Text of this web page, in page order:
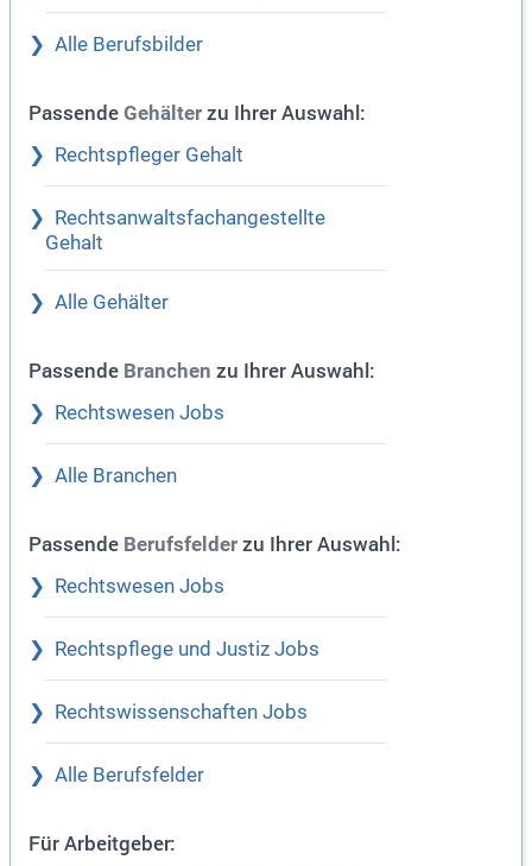
Alle Berufsbilder
Passende Gehälter zu Ihrer Auswahl:
Rechtspfleger Gehalt
Rechtsanwaltsfachangestellte
Gehalt
Alle Gehälter
Passende Branchen zu Ihrer Auswahl:
Rechtswesen Jobs
Alle Branchen
Passende Berufsfelder zu Ihrer Auswahl:
Rechtswesen Jobs
Rechtspflege und Justiz Jobs
Rechtswissenschaften Jobs
Alle Berufsfelder
Für Arbeitgeber: